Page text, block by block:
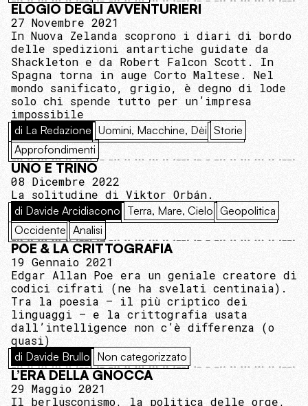
ELOGIO DEGLI AVVENTURIERI
27 Novembre 2021
In Nuova Zelanda scoprono i diari di bordo
delle spedizioni antartiche guidate da
Shackleton e da Robert Falcon Scott. In
Spagna torna in auge Corto Maltese. Nel
mondo sanificato, grigio, è degno di lode
solo chi spende tutto per un’impresa
impossibile
di La Redazione Uomini, Macchine, Dèi Storie
Approfondimenti
UNO E TRINO
08 Dicembre 2022
La solitudine di Viktor Orbán.
di Davide Arcidiacono Terra, Mare, Cielo Geopolitica
Occidente Analisi
POE & LA CRITTOGRAFIA
19 Gennaio 2021
Edgar Allan Poe era un geniale creatore di
codici cifrati (ne ha svelati centinaia).
Tra la poesia – il più criptico dei
linguaggi – e la crittografia usata
dall’intelligence non c’è differenza (o
quasi)
di Davide Brullo Non categorizzato
L’ERA DELLA GNOCCA
29 Maggio 2021
Il berlusconismo, la politica delle orge,